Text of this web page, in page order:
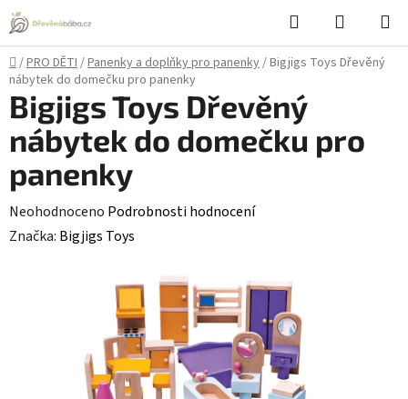
Přejít
na
obsah
Hledat
KOŠÍK
Domů
/PRO DĚTI/Panenky a doplňky pro panenky/Bigjigs Toys Dřevěný
nábytek do domečku pro panenky
Bigjigs Toys Dřevěný
nábytek do domečku pro
panenky
Průměrné
hodnocení
Neohodnoceno Podrobnosti hodnocení
Značka: Bigjigs Toys